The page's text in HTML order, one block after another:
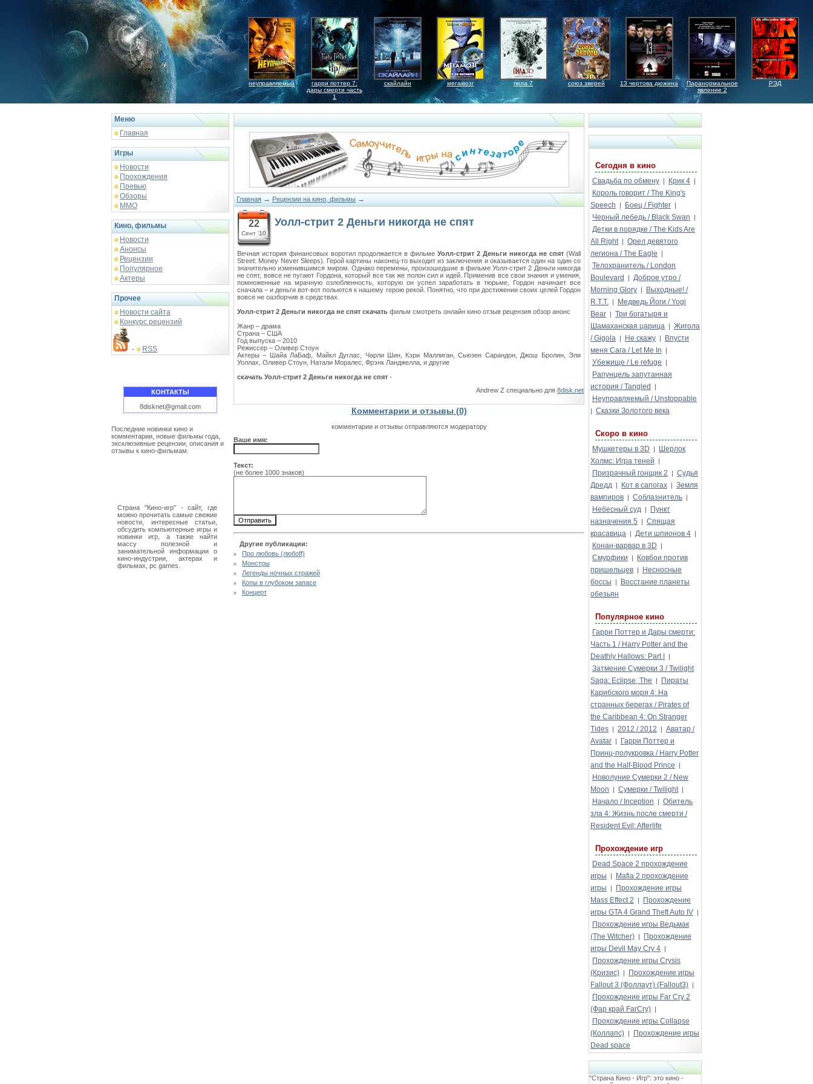
неуправляемый
гарри поттер 7:
дары смерти часть
1
скайлайн мегамозг пила 7 союз зверей 13 чертова дюжина
Паранормальное
явление 2
РЭД
Меню
Главная
Игры
Новости
Прохождения
Превью
Обзоры
ММО
Кино, фильмы
Новости
Анонсы
Рецензии
Популярное
Актеры
Прочее
Новости сайта
Конкурс рецензий
- RSS
КОНТАКТЫ
8disknet@gmail.com
Последние новинки кино и
комментарии, новые фильмы года,
эксклюзивные рецензии, описания и
отзывы к кино-фильмам.
Страна "Кино-игр" - сайт, где
можно прочитать самые свежие
новости, интересные статьи,
обсудить компьютерные игры и
новинки игр, а также найти
массу полезной и
занимательной информации о
кино-индустрии, актерах и
фильмах, pc games.
Главная → Рецензии на кино, фильмы →
22
Сент '10
Уолл-стрит 2 Деньги никогда не спят
Вечная история финансовых воротил продолжается в фильме Уолл-стрит 2 Деньги никогда не спят (Wall
Street: Money Never Sleeps). Герой картины наконец-то выходит из заключения и оказывается один на один со
значительно изменившимся миром. Однако перемены, произошедшие в фильме Уолл-стрит 2 Деньги никогда
не спят, вовсе не пугают Гордона, который все так же полон сил и идей. Применив все свои знания и умения,
помноженные на мрачную озлобленность, которую он успел заработать в тюрьме, Гордон начинает все
сначала – и деньги вот-вот польются к нашему герою рекой. Понятно, что при достижении своих целей Гордон
вовсе не оазборчив в средствах.
Уолл-стрит 2 Деньги никогда не спят скачать фильм смотреть онлайн кино отзыв рецензия обзор анонс
Жанр – драма
Страна – США
Год выпуска – 2010
Режиссер – Оливер Стоун
Актеры – Шайа ЛаБаф, Майкл Дуглас, Чарли Шин, Кэри Маллиган, Сьюзен Сарандон, Джош Бролин, Эли
Уоллах, Оливер Стоун, Натали Моралес, Фрэнк Ланджелла, и другие
скачать Уолл-стрит 2 Деньги никогда не спят -
Andrew Z специально для 8disk.net
Комментарии и отзывы (0)
комментарии и отзывы отправляются модератору
Ваше имя:
Текст:
(не более 1000 знаков)
Другие публикации:
Про любовь (любоff)
Монстры
Легенды ночных стражей
Копы в глубоком запасе
Концерт
Сегодня в кино
Свадьба по обмену | Крик 4 |
Король говорит / The King's
Speech
| Боец / Fighter |
Черный лебедь / Black Swan |
Детки в порядке / The Kids Are
All Right | Орел девятого
легиона / The Eagle
|
Телохранитель / London
Boulevard
| Доброе утро /
Morning Glory |
Выходные! /
R.T.T. |
Медведь Йоги / Yogi
Bear | Три богатыря и
Шамаханская царица | Жигола
/ Gigola | Не скажу |
Впусти
меня Сага / Let Me In
|
Убежище / Le refuge |
Рапунцель запутанная
история / Tangled
|
Неуправляемый / Unstoppable
| Сказки Золотого века
Скоро в кино
Мушкетеры в 3D |
Шерлок
Холмс: Игра теней
|
Призрачный гонщик 2 | Судья
Дредд | Кот в сапогах | Земля
вампиров | Соблазнитель |
Небесный суд |
Пункт
назначения 5
| Спящая
красавица | Дети шпионов 4 |
Конан-варвар в 3D |
Смурфики |
Ковбои против
пришельцев |
Несносные
боссы
|
Восстание планеты
обезьян
Популярное кино
Гарри Поттер и Дары смерти:
Часть 1 / Harry Potter and the
Deathly Hallows: Part I
|
Затмение Сумерки 3 / Twilight
Saga: Eclipse, The
|
Пираты
Карибского моря 4: На
странных берегах / Pirates of
the Caribbean 4: On Stranger
Tides | 2012 / 2012 | Аватар /
Avatar |
Гарри Поттер и
Принц-полукровка / Harry Potter
and the Half-Blood Prince
|
Новолуние Сумерки 2 / New
Moon
| Сумерки / Twilight |
Начало / Inception | Обитель
зла 4: Жизнь после смерти /
Resident Evil: Afterlife
Прохождение игр
Dead Space 2 прохождение
игры
|
Mafia 2 прохождение
игры
|
Прохождение игры
Mass Effect 2
|
Прохождение
игры GTA 4 Grand Theft Auto IV |
Прохождение игры Ведьмак
(The Witcher) |
Прохождение
игры Devil May Cry 4 |
Прохождение игры Crysis
(Кризис) |
Прохождение игры
Fallout 3 (Фоллаут) (Fallout3) |
Прохождение игры Far Cry 2
(Фар край FarCry) |
Прохождение игры Collapse
(Коллапс) |
Прохождение игры
Dead space
"Страна Кино - Игр": это кино -